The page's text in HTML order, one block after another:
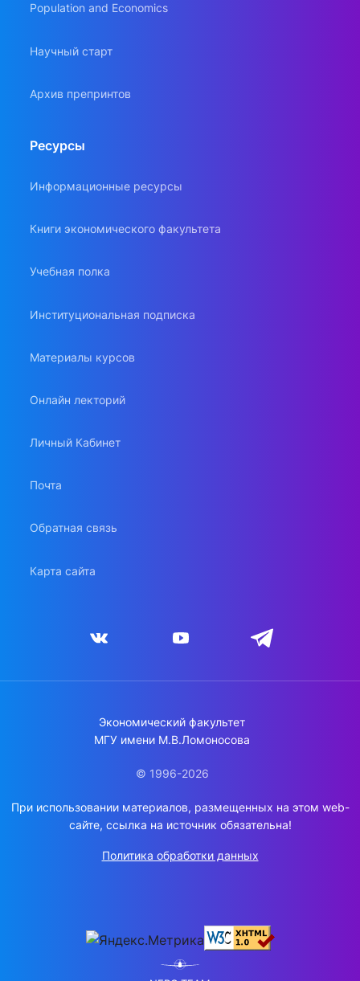
Population and Economics
Научный старт
Архив препринтов
Ресурсы
Информационные ресурсы
Книги экономического факультета
Учебная полка
Институциональная подписка
Материалы курсов
Онлайн лекторий
Личный Кабинет
Почта
Обратная связь
Карта сайта
Экономический факультет
МГУ имени М.В.Ломоносова
© 1996-2026
При использовании материалов, размещенных на этом web-
сайте, ссылка на источник обязательна!
Политика обработки данных